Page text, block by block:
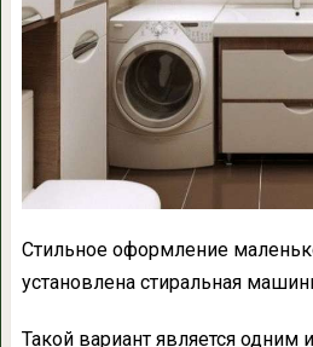
Стильное оформление
установлена стиральная
Такой вариант является одним